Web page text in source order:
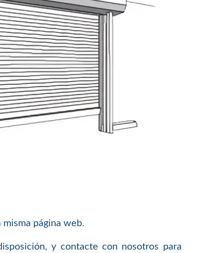
página web.
y contacte con nosotros para